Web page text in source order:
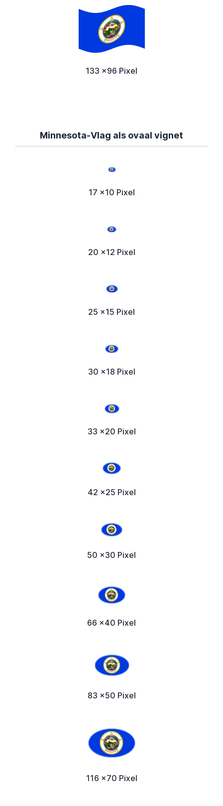
133 x96 Pixel
Minnesota-Vlag als ovaal vignet
17 x10 Pixel
20 x12 Pixel
25 x15 Pixel
30 x18 Pixel
33 x20 Pixel
42 x25 Pixel
50 x30 Pixel
66 x40 Pixel
83 x50 Pixel
116 x70 Pixel